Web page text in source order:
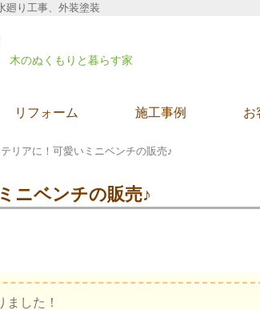
廻り工事、外装塗装
木のぬくもりと暮らす家
リフォーム 施工事例 お
リアに！可愛いミニベンチの販売♪
ニベンチの販売♪
した！